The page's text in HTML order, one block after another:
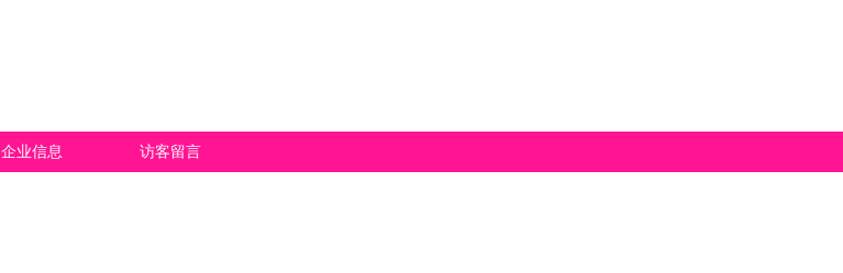
企业信息 访客留言